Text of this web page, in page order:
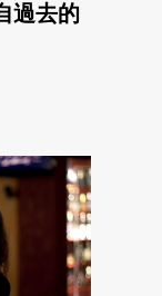
過去的